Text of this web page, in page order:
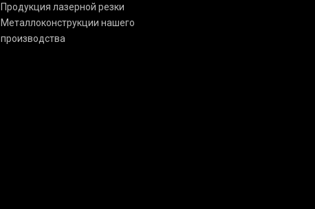
Продукция лазерной резки
Металлоконструкции нашего
производства